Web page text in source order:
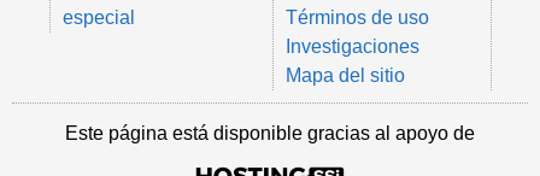
especial
Términos de uso
Investigaciones
Mapa del sitio
Este página está disponible gracias al apoyo de